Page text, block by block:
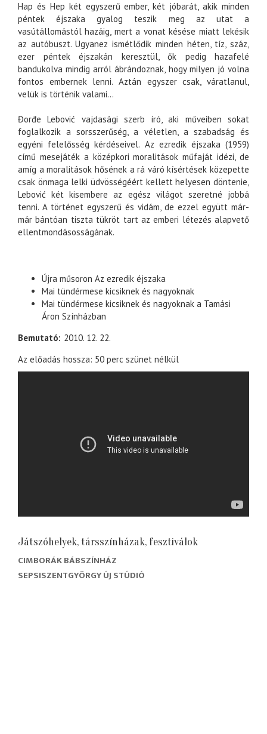
Hap és Hep két egyszerű ember, két jóbarát, akik minden
péntek éjszaka gyalog teszik meg az utat a
vasútállomástól hazáig, mert a vonat késése miatt lekésik
az autóbuszt. Ugyanez ismétlődik minden héten, tíz, száz,
ezer péntek éjszakán keresztül, ők pedig hazafelé
bandukolva mindig arról ábrándoznak, hogy milyen jó volna
fontos embernek lenni. Aztán egyszer csak, váratlanul,
velük is történik valami...
Đorđe Lebović vajdasági szerb író, aki műveiben sokat
foglalkozik a sorsszerűség, a véletlen, a szabadság és
egyéni felelősség kérdéseivel. Az ezredik éjszaka (1959)
című mesejáték a középkori moralitások műfaját idézi, de
amíg a moralitások hősének a rá váró kísértések közepette
csak önmaga lelki üdvösségéért kellett helyesen döntenie,
Lebović két kisembere az egész világot szeretné jobbá
tenni. A történet egyszerű és vidám, de ezzel együtt már-
már bántóan tiszta tükröt tart az emberi létezés alapvető
ellentmondásosságának.
Újra műsoron Az ezredik éjszaka
Mai tündérmese kicsiknek és nagyoknak
Mai tündérmese kicsiknek és nagyoknak a Tamási
Áron Színházban
Bemutató 2010. 12. 22.
Az előadás hossza: 50 perc szünet nélkül
Játszóhelyek, társszínházak, fesztiválok
CIMBORÁK BÁBSZÍNHÁZ
SEPSISZENTGYÖRGY ÚJ STÚDIÓ